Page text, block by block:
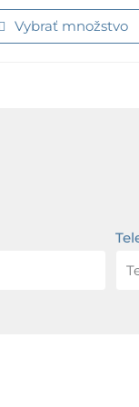
Vybrať množstvo